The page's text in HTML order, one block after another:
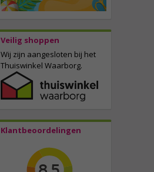
Veilig shoppen
Wij zijn aangesloten bij het
Thuiswinkel Waarborg.
Klantbeoordelingen